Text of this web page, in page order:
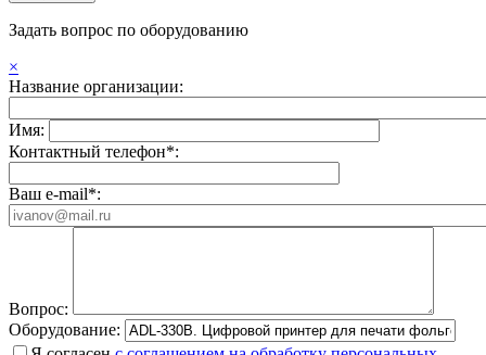
Задать вопрос по оборудованию
×
Название организации:
Имя:
Контактный телефон*:
Ваш e-mail*:
Вопрос:
Оборудование: